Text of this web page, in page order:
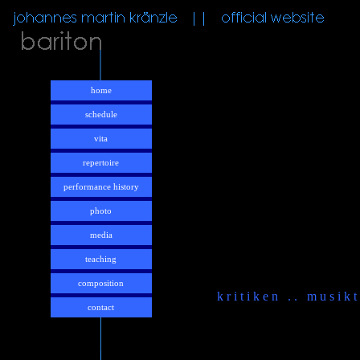
home
schedule
vita
repertoire
performance history
photo
media
teaching
composition
contact
k r i t i k e n . . m u s i k t